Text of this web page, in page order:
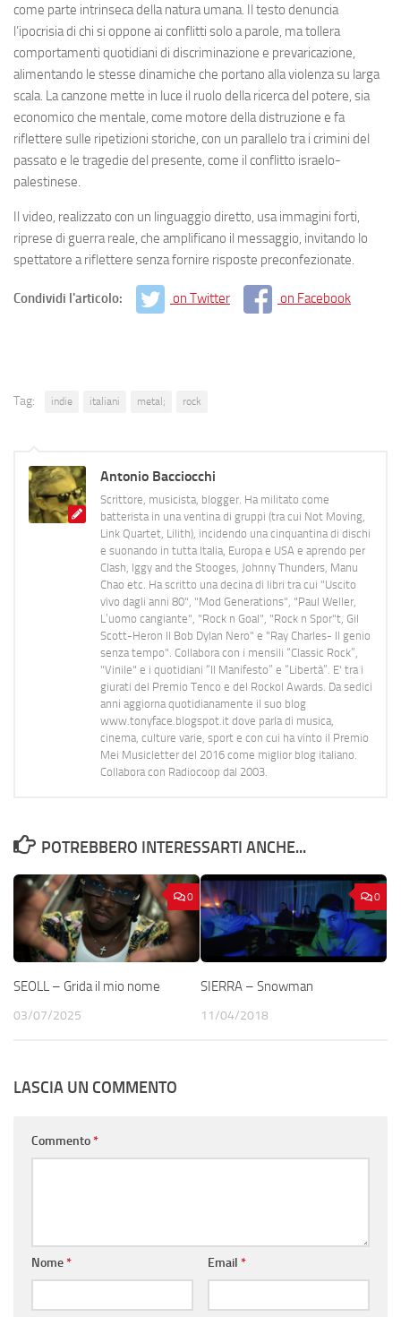
come parte intrinseca della natura umana. Il testo denuncia
l’ipocrisia di chi si oppone ai conflitti solo a parole, ma tollera
comportamenti quotidiani di discriminazione e prevaricazione,
alimentando le stesse dinamiche che portano alla violenza su larga
scala. La canzone mette in luce il ruolo della ricerca del potere, sia
economico che mentale, come motore della distruzione e fa
riflettere sulle ripetizioni storiche, con un parallelo tra i crimini del
passato e le tragedie del presente, come il conflitto israelo-
palestinese.
Il video, realizzato con un linguaggio diretto, usa immagini forti,
riprese di guerra reale, che amplificano il messaggio, invitando lo
spettatore a riflettere senza fornire risposte preconfezionate.
Condividi l'articolo: on Twitter on Facebook
Tag: indie italiani metal; rock
Antonio Bacciocchi
Scrittore, musicista, blogger. Ha militato come
batterista in una ventina di gruppi (tra cui Not Moving,
Link Quartet, Lilith), incidendo una cinquantina di dischi
e suonando in tutta Italia, Europa e USA e aprendo per
Clash, Iggy and the Stooges, Johnny Thunders, Manu
Chao etc. Ha scritto una decina di libri tra cui "Uscito
vivo dagli anni 80", "Mod Generations", "Paul Weller,
L’uomo cangiante", "Rock n Goal", "Rock n Spor"t, Gil
Scott-Heron Il Bob Dylan Nero" e "Ray Charles- Il genio
senza tempo". Collabora con i mensili “Classic Rock”,
"Vinile" e i quotidiani “Il Manifesto” e “Libertà”. E' tra i
giurati del Premio Tenco e del Rockol Awards. Da sedici
anni aggiorna quotidianamente il suo blog
www.tonyface.blogspot.it dove parla di musica,
cinema, culture varie, sport e con cui ha vinto il Premio
Mei Musicletter del 2016 come miglior blog italiano.
Collabora con Radiocoop dal 2003.
POTREBBERO INTERESSARTI ANCHE...
0
SEOLL – Grida il mio nome
03/07/2025
0
SIERRA – Snowman
11/04/2018
LASCIA UN COMMENTO
Commento*
Nome* Email *